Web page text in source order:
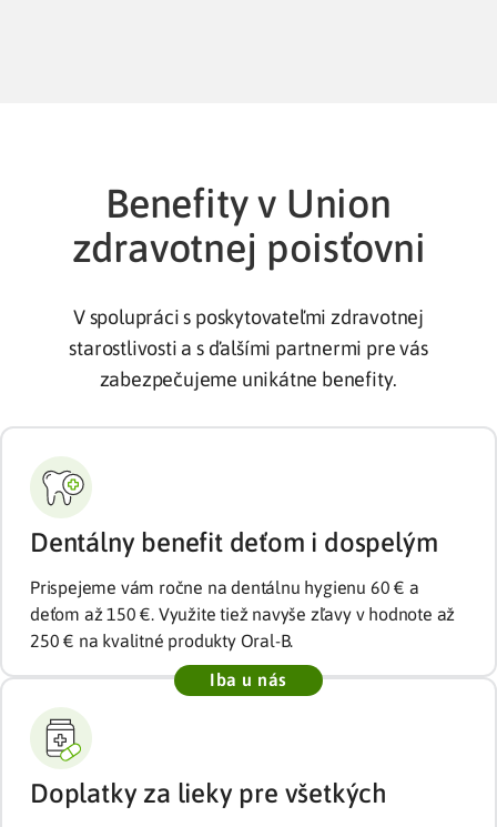
Benefity v Union
zdravotnej poisťovni
V spolupráci s poskytovateľmi zdravotnej
starostlivosti a s ďalšími partnermi pre vás
zabezpečujeme unikátne benefity.
Dentálny benefit deťom i dospelým
Prispejeme vám ročne na dentálnu hygienu 60 € a
deťom až 150 €. Využite tiež navyše zľavy v hodnote až
250 € na kvalitné produkty Oral-B.
Doplatky za lieky pre všetkých